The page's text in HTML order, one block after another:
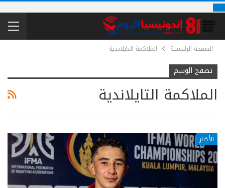
الصفحة الرئيسية الملاكمة التايلاندية
تصفح الوسم
الملاكمة التايلاندية
الأخبار